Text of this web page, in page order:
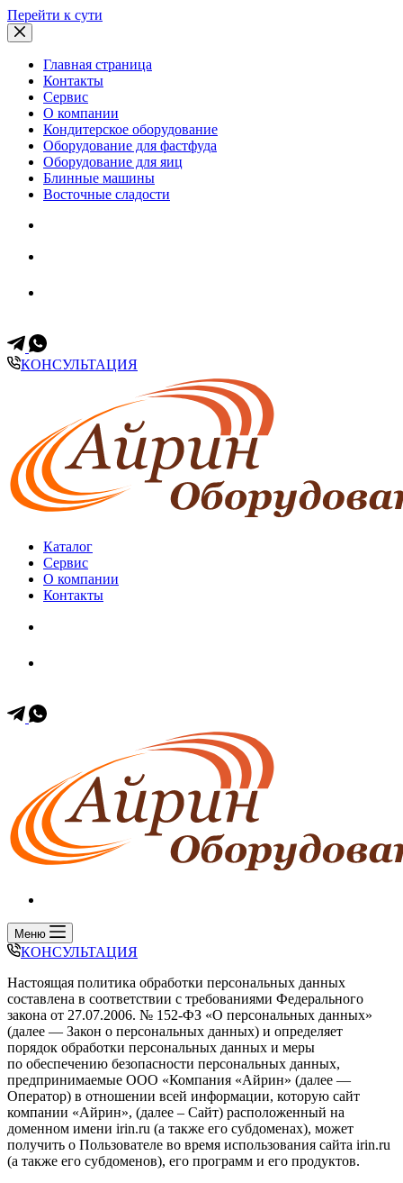
Перейти к сути
Главная страница
Контакты
Сервис
О компании
Кондитерское оборудование
Оборудование для фастфуда
Оборудование для яиц
Блинные машины
Восточные сладости
КОНСУЛЬТАЦИЯ
Каталог
Сервис
О компании
Контакты
Меню
КОНСУЛЬТАЦИЯ
Настоящая политика обработки персональных данных
составлена в соответствии с требованиями Федерального
закона от 27.07.2006. № 152-ФЗ «О персональных данных»
(далее — Закон о персональных данных) и определяет
порядок обработки персональных данных и меры
по обеспечению безопасности персональных данных,
предпринимаемые ООО «Компания «Айрин» (далее —
Оператор) в отношении всей информации, которую сайт
компании «Айрин», (далее – Сайт) расположенный на
доменном имени irin.ru (а также его субдоменах), может
получить о Пользователе во время использования сайта irin.ru
(а также его субдоменов), его программ и его продуктов.